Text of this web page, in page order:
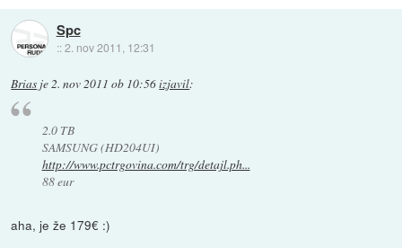
Spc
::2. nov 2011, 12:31
Brias je 2. nov 2011 ob 10:56izjavil:
2.0 TB
SAMSUNG (HD204UI)
http://www.pctrgovina.com/trg/detajl.ph...
88 eur
aha, je že 179€ :)